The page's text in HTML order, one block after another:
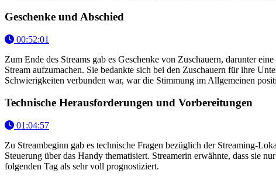
Geschenke und Abschied
00:52:01
Zum Ende des Streams gab es Geschenke von Zuschauern, darunter
Stream aufzumachen. Sie bedankte sich bei den Zuschauern für ihre
Schwierigkeiten verbunden war, war die Stimmung im Allgemeinen
Technische Herausforderungen und Vorbereitungen
01:04:57
Zu Streambeginn gab es technische Fragen bezüglich der Streaming-
Steuerung über das Handy thematisiert. Streamerin erwähnte, dass sie
folgenden Tag als sehr voll prognostiziert.